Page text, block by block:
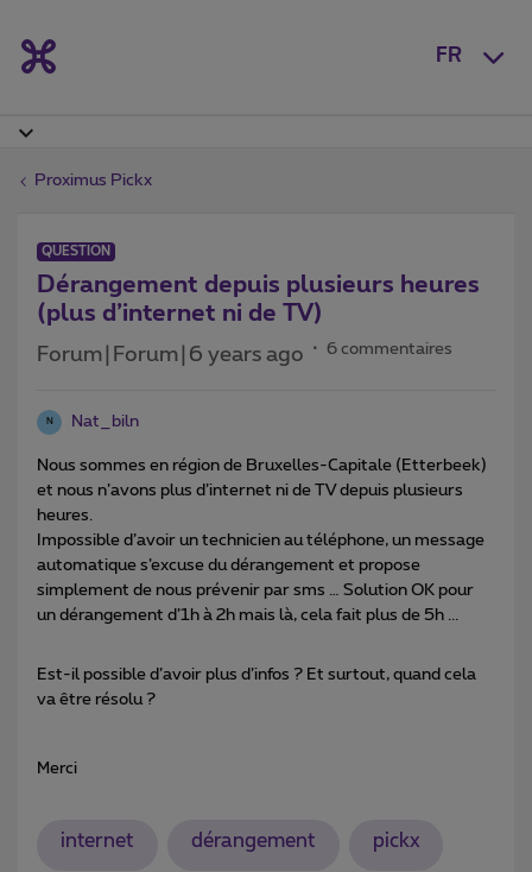
FR
Proximus Pickx
QUESTION
Dérangement depuis plusieurs heures
(plus d’internet ni de TV)
Forum|Forum|6 years ago 6 commentaires
N Nat_biln
Nous sommes en région de Bruxelles-Capitale (Etterbeek)
et nous n’avons plus d’internet ni de TV depuis plusieurs
heures.
Impossible d’avoir un technicien au téléphone, un message
automatique s’excuse du dérangement et propose
simplement de nous prévenir par sms … Solution OK pour
un dérangement d’1h à 2h mais là, cela fait plus de 5h ...
Est-il possible d’avoir plus d’infos ? Et surtout, quand cela
va être résolu ?
Merci
internet dérangement pickx